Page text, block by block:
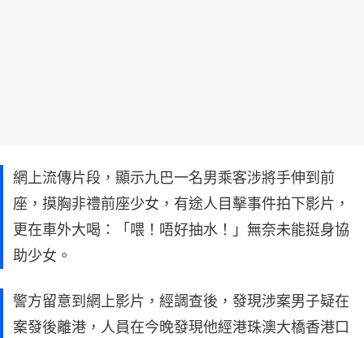
網上流傳片段，顯示九巴一名男乘客涉將手伸到前
座，摸胸非禮前座少女，有途人目擊事件拍下影片，
更在車外大喝：「喂！唔好抽水！」無奈未能挺身協
助少女。
警方留意到網上影片，經調查後，發現涉案男子疑在
案發後離港，人員在今晚發現他經港珠澳大橋香港口